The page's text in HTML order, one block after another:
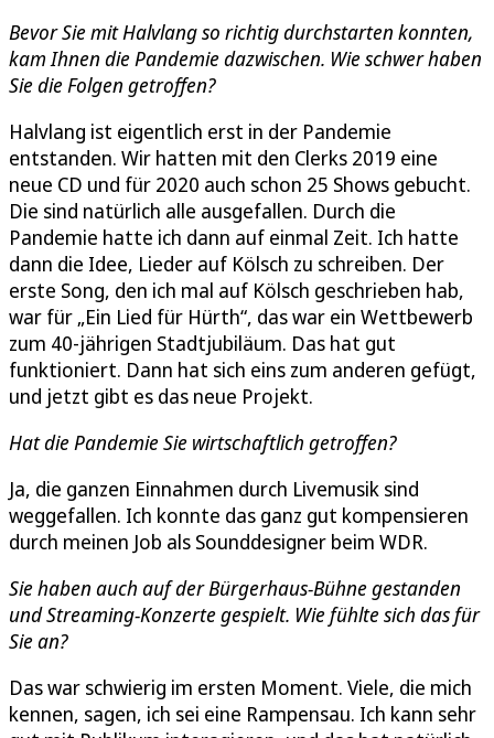
Bevor Sie mit Halvlang so richtig durchstarten konnten,
kam Ihnen die Pandemie dazwischen. Wie schwer haben
Sie die Folgen getroffen?
Halvlang ist eigentlich erst in der Pandemie
entstanden. Wir hatten mit den Clerks 2019 eine
neue CD und für 2020 auch schon 25 Shows gebucht.
Die sind natürlich alle ausgefallen. Durch die
Pandemie hatte ich dann auf einmal Zeit. Ich hatte
dann die Idee, Lieder auf Kölsch zu schreiben. Der
erste Song, den ich mal auf Kölsch geschrieben hab,
war für „Ein Lied für Hürth“, das war ein Wettbewerb
zum 40-jährigen Stadtjubiläum. Das hat gut
funktioniert. Dann hat sich eins zum anderen gefügt,
und jetzt gibt es das neue Projekt.
Hat die Pandemie Sie wirtschaftlich getroffen?
Ja, die ganzen Einnahmen durch Livemusik sind
weggefallen. Ich konnte das ganz gut kompensieren
durch meinen Job als Sounddesigner beim WDR.
Sie haben auch auf der Bürgerhaus-Bühne gestanden
und Streaming-Konzerte gespielt. Wie fühlte sich das für
Sie an?
Das war schwierig im ersten Moment. Viele, die mich
kennen, sagen, ich sei eine Rampensau. Ich kann sehr